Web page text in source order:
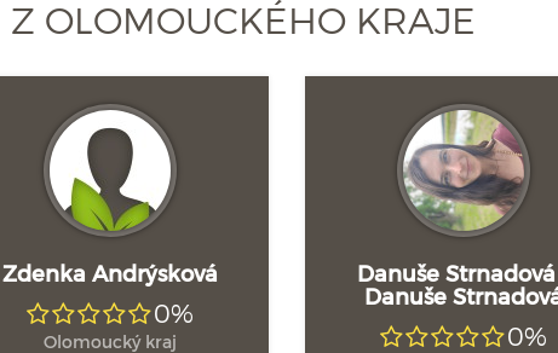
OLOMOUCKÉHO KRAJE
Zdenka Andrýsková
0%
Olomoucký kraj
Danuše
Danuše
0%